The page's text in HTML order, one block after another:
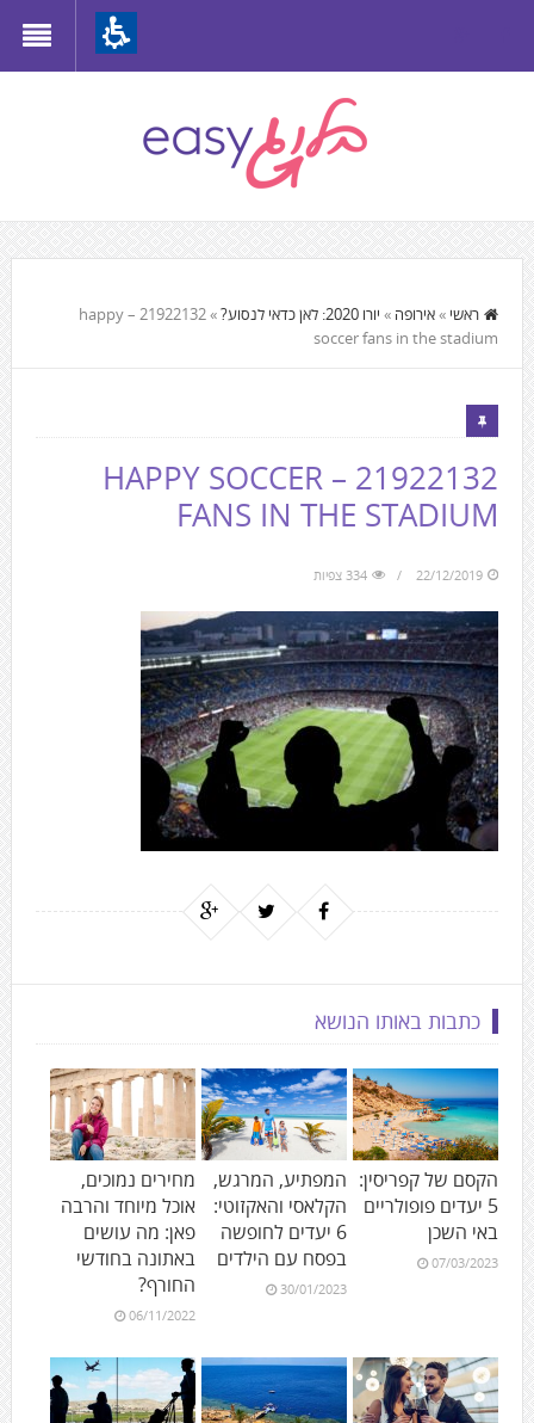
to
move
to
the
main
Content
התוכן
המרכזי,
You
can
press
Enter
to
skip
to
the
next
area
ראשי »אירופה » יורו 2020: לאן כדאי לנסוע? »
21922132 – happy
soccer fans in the stadium
21922132 – HAPPY SOCCER
FANS IN THE STADIUM
22/12/2019 334 צפיות
כתבות באותו הנושא
הקסם של קפריסין:
5 יעדים פופולריים
באי השכן
07/03/2023
המפתיע, המרגש,
הקלאסי והאקזוטי:
6 יעדים לחופשה
בפסח עם הילדים
30/01/2023
מחירים נמוכים,
אוכל מיוחד והרבה
פאן: מה עושים
באתונה בחודשי
החורף?
06/11/2022